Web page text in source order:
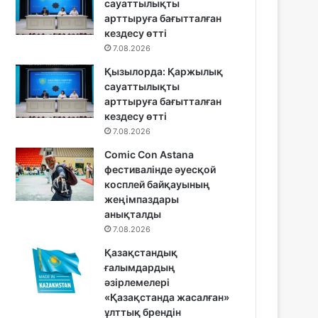
сауаттылықты
арттыруға бағытталған
кездесу өтті
7.08.2026
Қызылорда: Қаржылық
сауаттылықты
арттыруға бағытталған
кездесу өтті
7.08.2026
Comic Con Astana
фестивалінде әуесқой
косплей байқауының
жеңімпаздары
анықталды
7.08.2026
Қазақстандық
ғалымдардың
әзірлемелері
«Қазақстанда жасалған»
ұлттық брендін